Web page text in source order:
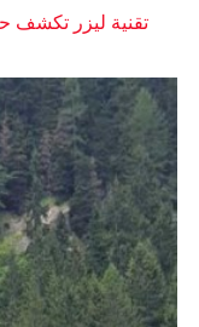
تقنية ليزر تكشف